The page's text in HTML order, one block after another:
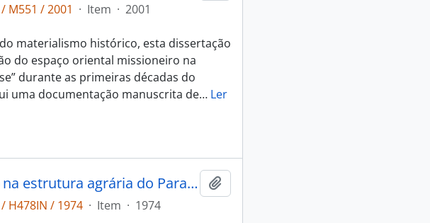
/ M551 / 2001 · Item · 2001
materialismo histórico, esta dissertação
do espaço oriental missioneiro na
durante as primeiras décadas do
uma documentação manuscrita de… Ler
A integração do índio na estrutura agrária do Paraná: o caso Kaingang
/ H478IN / 1974 · Item · 1974